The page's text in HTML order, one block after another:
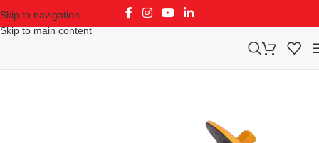
Skip to navigation
Skip to main content